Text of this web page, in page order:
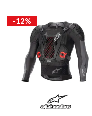
-12%